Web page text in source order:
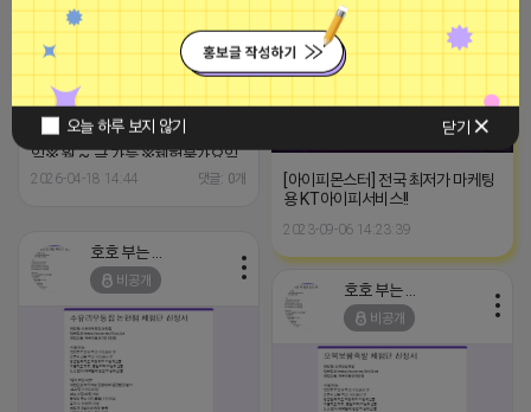
오늘 하루 보지 않기 닫기
니다 ※체험메뉴※ 슬로가든 자유
이용권 5만원 + 슬로카페 자유이용
권 2만원 ※모집인원※ 5팀 ※모집
기간※ 4월 22일 수요일 까지
*4/27 ~ 5/3 사이 방문 가능하신
분만 신청해주세요* ※체험단발표
※ 4월 22일 수요일 ※체험가능요
일※ 월 ~ 금 가능 ※체험불가요일
※ 토, 일, 공휴일 불가 ※작성기한※
https://forms.gle/fBwSRsA3fXjnQT4d7
릴스:
https://forms.gle/XkXt1q9Rz8CHSH1r8
※특이사항※ 방문인원은 최대 4인
까지 가능합니다. 체험권 금액 초과
시 초과비용은 본인부담입니다.
2026-04-18 14:44 댓글: 0개
[아이피몬스터] 전국 최저가 마케팅
용 KT아이피서비스!!
2023-09-06 14:23:39
비공개
비공개